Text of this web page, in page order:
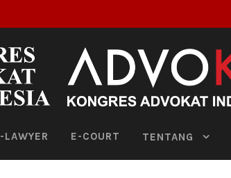
LAWYER E-COURT TENTANG